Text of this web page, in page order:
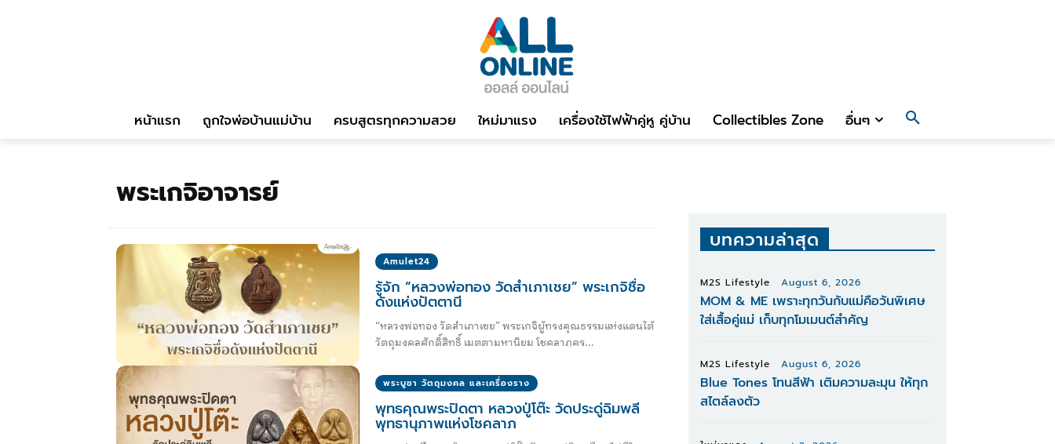
หน้าแรก ถูกใจพ่อบ้านแม่บ้าน ครบสูตรทุกความสวย ใหม่มาแรง เครื่องใช้ไฟฟ้าคู่หู คู่บ้าน Collectibles Zone อื่นๆ
พระเกจิอาจารย์
Amulet24
รู้จัก “หลวงพ่อทอง วัดสำเภาเชย” พระเกจิชื่อ
ดังแห่งปัตตานี
“หลวงพ่อทอง วัดสำเภาเชย” พระเกจิผู้ทรงคุณธรรมแห่งแดนใต้
วัตถุมงคลศักดิ์สิทธิ์ เมตตามหานิยม โชคลาภคร...
พระบูชา วัตถุมงคล และเครื่องราง
พุทธคุณพระปิดตา หลวงปู่โต๊ะ วัดประดู่ฉิมพลี
พุทธานุภาพแห่งโชคลาภ
บทความล่าสุด
M2S Lifestyle August 6, 2026
MOM & ME เพราะทุกวันกับแม่คือวันพิเศษ
ใส่เสื้อคู่แม่ เก็บทุกโมเมนต์สำคัญ
M2S Lifestyle August 6, 2026
Blue Tones โทนสีฟ้า เติมความละมุน ให้ทุก
สไตล์ลงตัว